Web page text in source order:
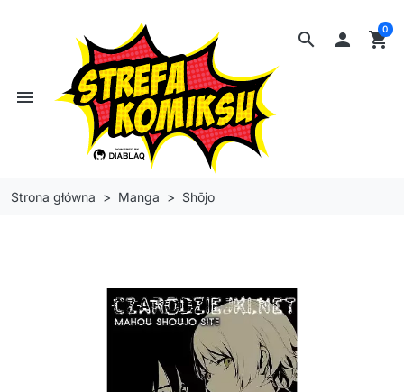
search
menu
 shopping_cart
0
Strona główna Manga Shōjo